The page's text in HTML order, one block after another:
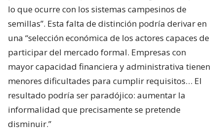
lo que ocurre con los sistemas campesinos de
semillas”. Esta falta de distinción podría derivar en
una “selección económica de los actores capaces de
participar del mercado formal. Empresas con
mayor capacidad financiera y administrativa tienen
menores dificultades para cumplir requisitos… El
resultado podría ser paradójico: aumentar la
informalidad que precisamente se pretende
disminuir.”